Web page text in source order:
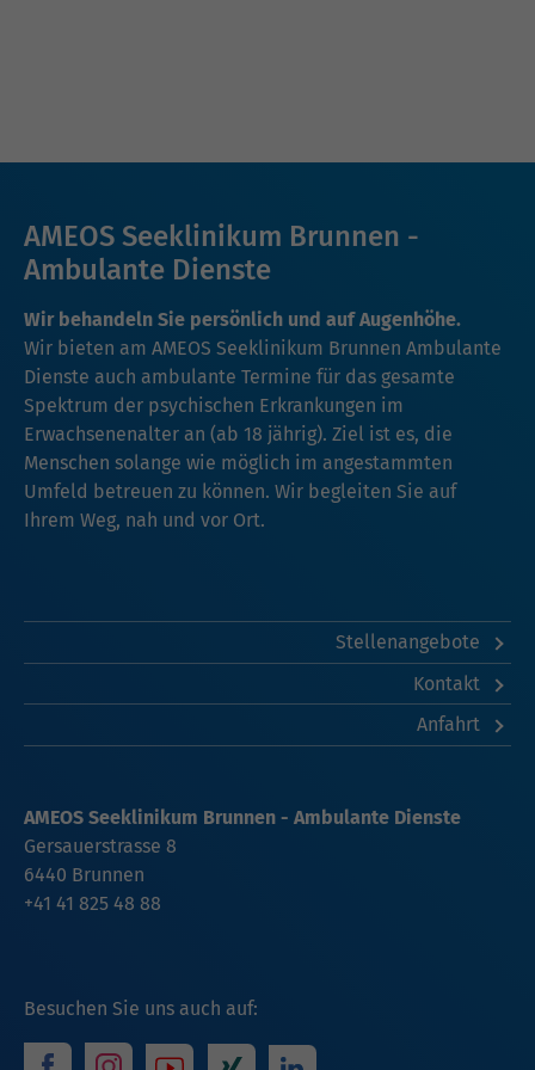
AMEOS Seeklinikum Brunnen -
Ambulante Dienste
Wir behandeln Sie persönlich und auf Augenhöhe.
Wir bieten am AMEOS Seeklinikum Brunnen Ambulante
Dienste auch ambulante Termine für das gesamte
Spektrum der psychischen Erkrankungen im
Erwachsenenalter an (ab 18 jährig). Ziel ist es, die
Menschen solange wie möglich im angestammten
Umfeld betreuen zu können. Wir begleiten Sie auf
Ihrem Weg, nah und vor Ort.
Stellenangebote
Kontakt
Anfahrt
Besuchen Sie uns auch auf:
AMEOS Seeklinikum Brunnen - Ambulante Dienste
Gersauerstrasse 8
6440 Brunnen
+41 41 825 48 88